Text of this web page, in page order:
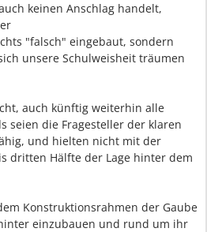
keinen Anschlag handelt,
"falsch" eingebaut, sondern
unsere Schulweisheit träumen
auch künftig weiterhin alle
seien die Fragesteller der klaren
und hielten nicht mit der
dritten Hälfte der Lage hinter dem
Konstruktionsrahmen der Gaube
einzubauen und rund um ihr